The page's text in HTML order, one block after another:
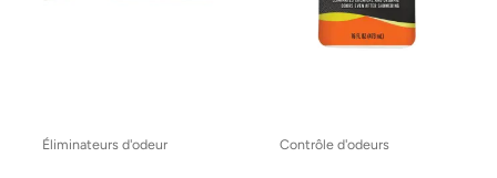
Éliminateurs d'odeur Contrôle d'odeurs